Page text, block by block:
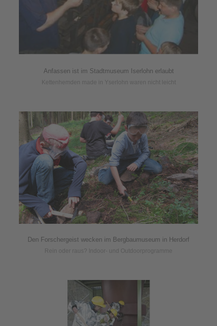
Anfassen ist im Stadtmuseum Iserlohn erlaubt
Kettenhemden made in Yserlohn waren nicht leicht
Den Forschergeist wecken im Bergbaumuseum in Herdorf
Rein oder raus? Indoor- und Outdoorprogramme